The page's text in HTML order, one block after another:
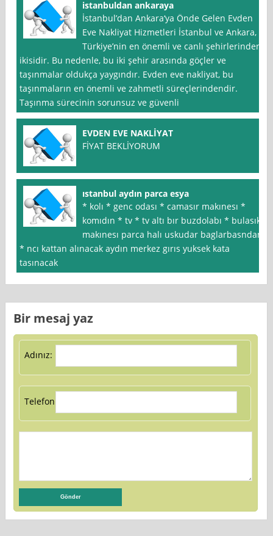
istanbuldan ankaraya
İstanbul’dan Ankara‘ya Önde Gelen Evden
Eve Nakliyat Hizmetleri İstanbul ve Ankara,
Türkiye’nin en önemli ve canlı şehirlerinden
ikisidir. Bu nedenle, bu iki şehir arasında göçler ve
taşınmalar oldukça yaygındır. Evden eve nakliyat, bu
taşınmaların en önemli ve zahmetli süreçlerindendir.
Taşınma sürecinin sorunsuz ve güvenli
EVDEN EVE NAKLİYAT
FİYAT BEKLİYORUM
ıstanbul aydın parca esya
* kolı * genc odası * camasır makınesı *
komıdın * tv * tv altı bır buzdolabı * bulasık
makınesı parca halı uskudar baglarbasndan
* ncı kattan alınacak aydın merkez gırıs yuksek kata
tasınacak
Bir mesaj yaz
Adınız:
Telefon: